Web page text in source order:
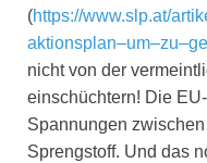
(https://www.slp.at/
aktionsplan–um–zu–
nicht von der
einschüchtern! Die
Spannungen
Sprengstoff. Und das